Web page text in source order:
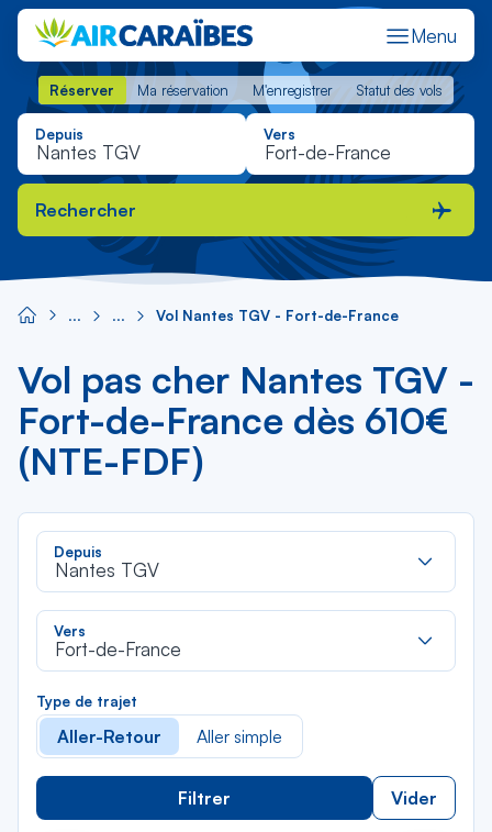
Menu
Réserver Ma réservation M'enregistrer Statut des vols
Réserver Ma réservation M'enregistrer Statut des vols
Depuis Vers
Rechercher
Vol Nantes TGV - Fort-de-France
Vol pas cher Nantes TGV -
Fort-de-France dès 610€
(NTE-FDF)
Depuis
Nantes TGV
Vers
Fort-de-France
Type de trajet
Aller-Retour Aller simple
Filtrer Vider